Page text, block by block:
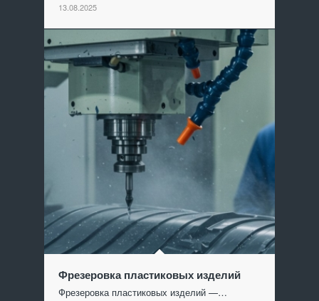
13.08.2025
Фрезеровка пластиковых изделий
Фрезеровка пластиковых изделий —…